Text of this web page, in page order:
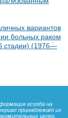
вариантов
больных раком
стадии) (1976—
всегда на
принадлежат их
целях,